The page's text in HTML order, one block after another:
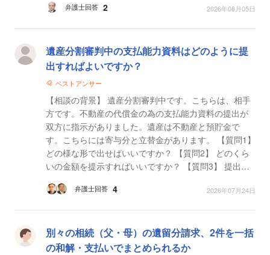
熱...
弁護士回答 2 2026年08月05日
遺産分割審判中の支払能力資料はどのように提
出すればよいですか？
ベストアンサー
【相談の背景】 遺産分割審判中です。こちらは、相手
方です。不動産の代償金の為の支払能力資料の提出が
双方に指示がありました。遺産は不動産と預貯金で
す。こちらには寄与分と立替金があります。 【質問1】
どの様な形で出せばいいですか？ 【質問2】 どのくら
いの金額を提示すればいいですか？ 【質問3】 提出は
弁護士回答 4 2026年07月24日
別々の相続（父・母）の遺留分請求、2件を一括
の和解・支払いでまとめられるか